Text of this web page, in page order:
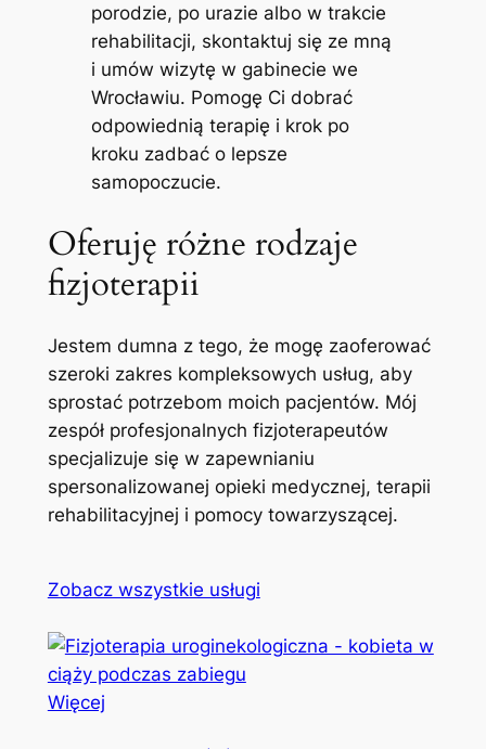
porodzie, po urazie albo w trakcie
rehabilitacji, skontaktuj się ze mną
i umów wizytę w gabinecie we
Wrocławiu. Pomogę Ci dobrać
odpowiednią terapię i krok po
kroku zadbać o lepsze
samopoczucie.
Oferuję różne rodzaje
fizjoterapii
Jestem dumna z tego, że mogę zaoferować
szeroki zakres kompleksowych usług, aby
sprostać potrzebom moich pacjentów. Mój
zespół profesjonalnych fizjoterapeutów
specjalizuje się w zapewnianiu
spersonalizowanej opieki medycznej, terapii
rehabilitacyjnej i pomocy towarzyszącej.
Zobacz wszystkie usługi
Więcej